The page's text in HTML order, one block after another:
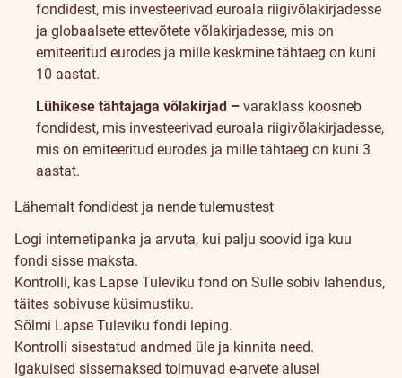
fondidest, mis investeerivad euroala riigivõlakirjadesse
ja globaalsete ettevõtete võlakirjadesse, mis on
emiteeritud eurodes ja mille keskmine tähtaeg on kuni
10 aastat.
Lühikese tähtajaga võlakirjad – varaklass koosneb
fondidest, mis investeerivad euroala riigivõlakirjadesse,
mis on emiteeritud eurodes ja mille tähtaeg on kuni 3
aastat.
Lähemalt fondidest ja nende tulemustest
Lepingu
sõlmimine
ja
haldamine
Logi internetipanka ja arvuta, kui palju soovid iga kuu
fondi sisse maksta.
Kontrolli, kas Lapse Tuleviku fond on Sulle sobiv lahendus,
täites sobivuse küsimustiku.
Sõlmi Lapse Tuleviku fondi leping.
Kontrolli sisestatud andmed üle ja kinnita need.
Igakuised sissemaksed toimuvad e-arvete alusel